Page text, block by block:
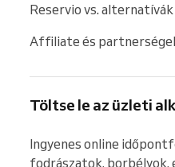
Reservio vs. alternatívák
Affiliate és
Töltse le az üzleti
Ingyenes online
fodrászatok, borbélyok,